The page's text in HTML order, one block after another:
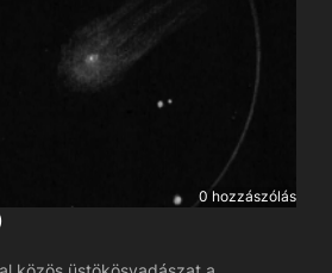
0 hozzászólás